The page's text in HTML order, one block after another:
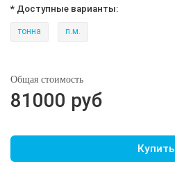
* Доступные варианты:
тонна п.м.
Общая стоимость
81000 руб
Купить